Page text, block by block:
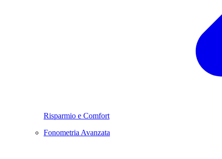
Risparmio e Comfort
Fonometria Avanzata